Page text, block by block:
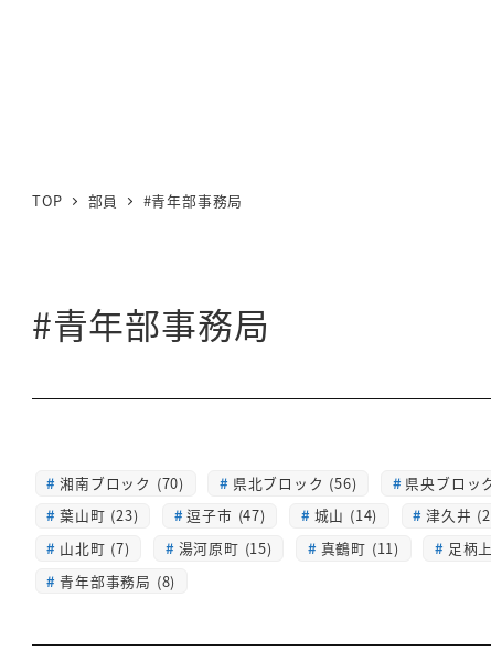
TOP 部員 #青年部事務局
#青年部事務局
湘南ブロック (70) 県北ブロック (56) 県央ブロッ
葉山町 (23)
逗子市 (47) 城山 (14) 津久井
山北町 (7)
湯河原町 (15) 真鶴町 (11) 足柄
青年部事務局 (8)